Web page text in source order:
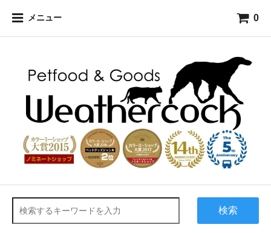
メニュー 0
検索